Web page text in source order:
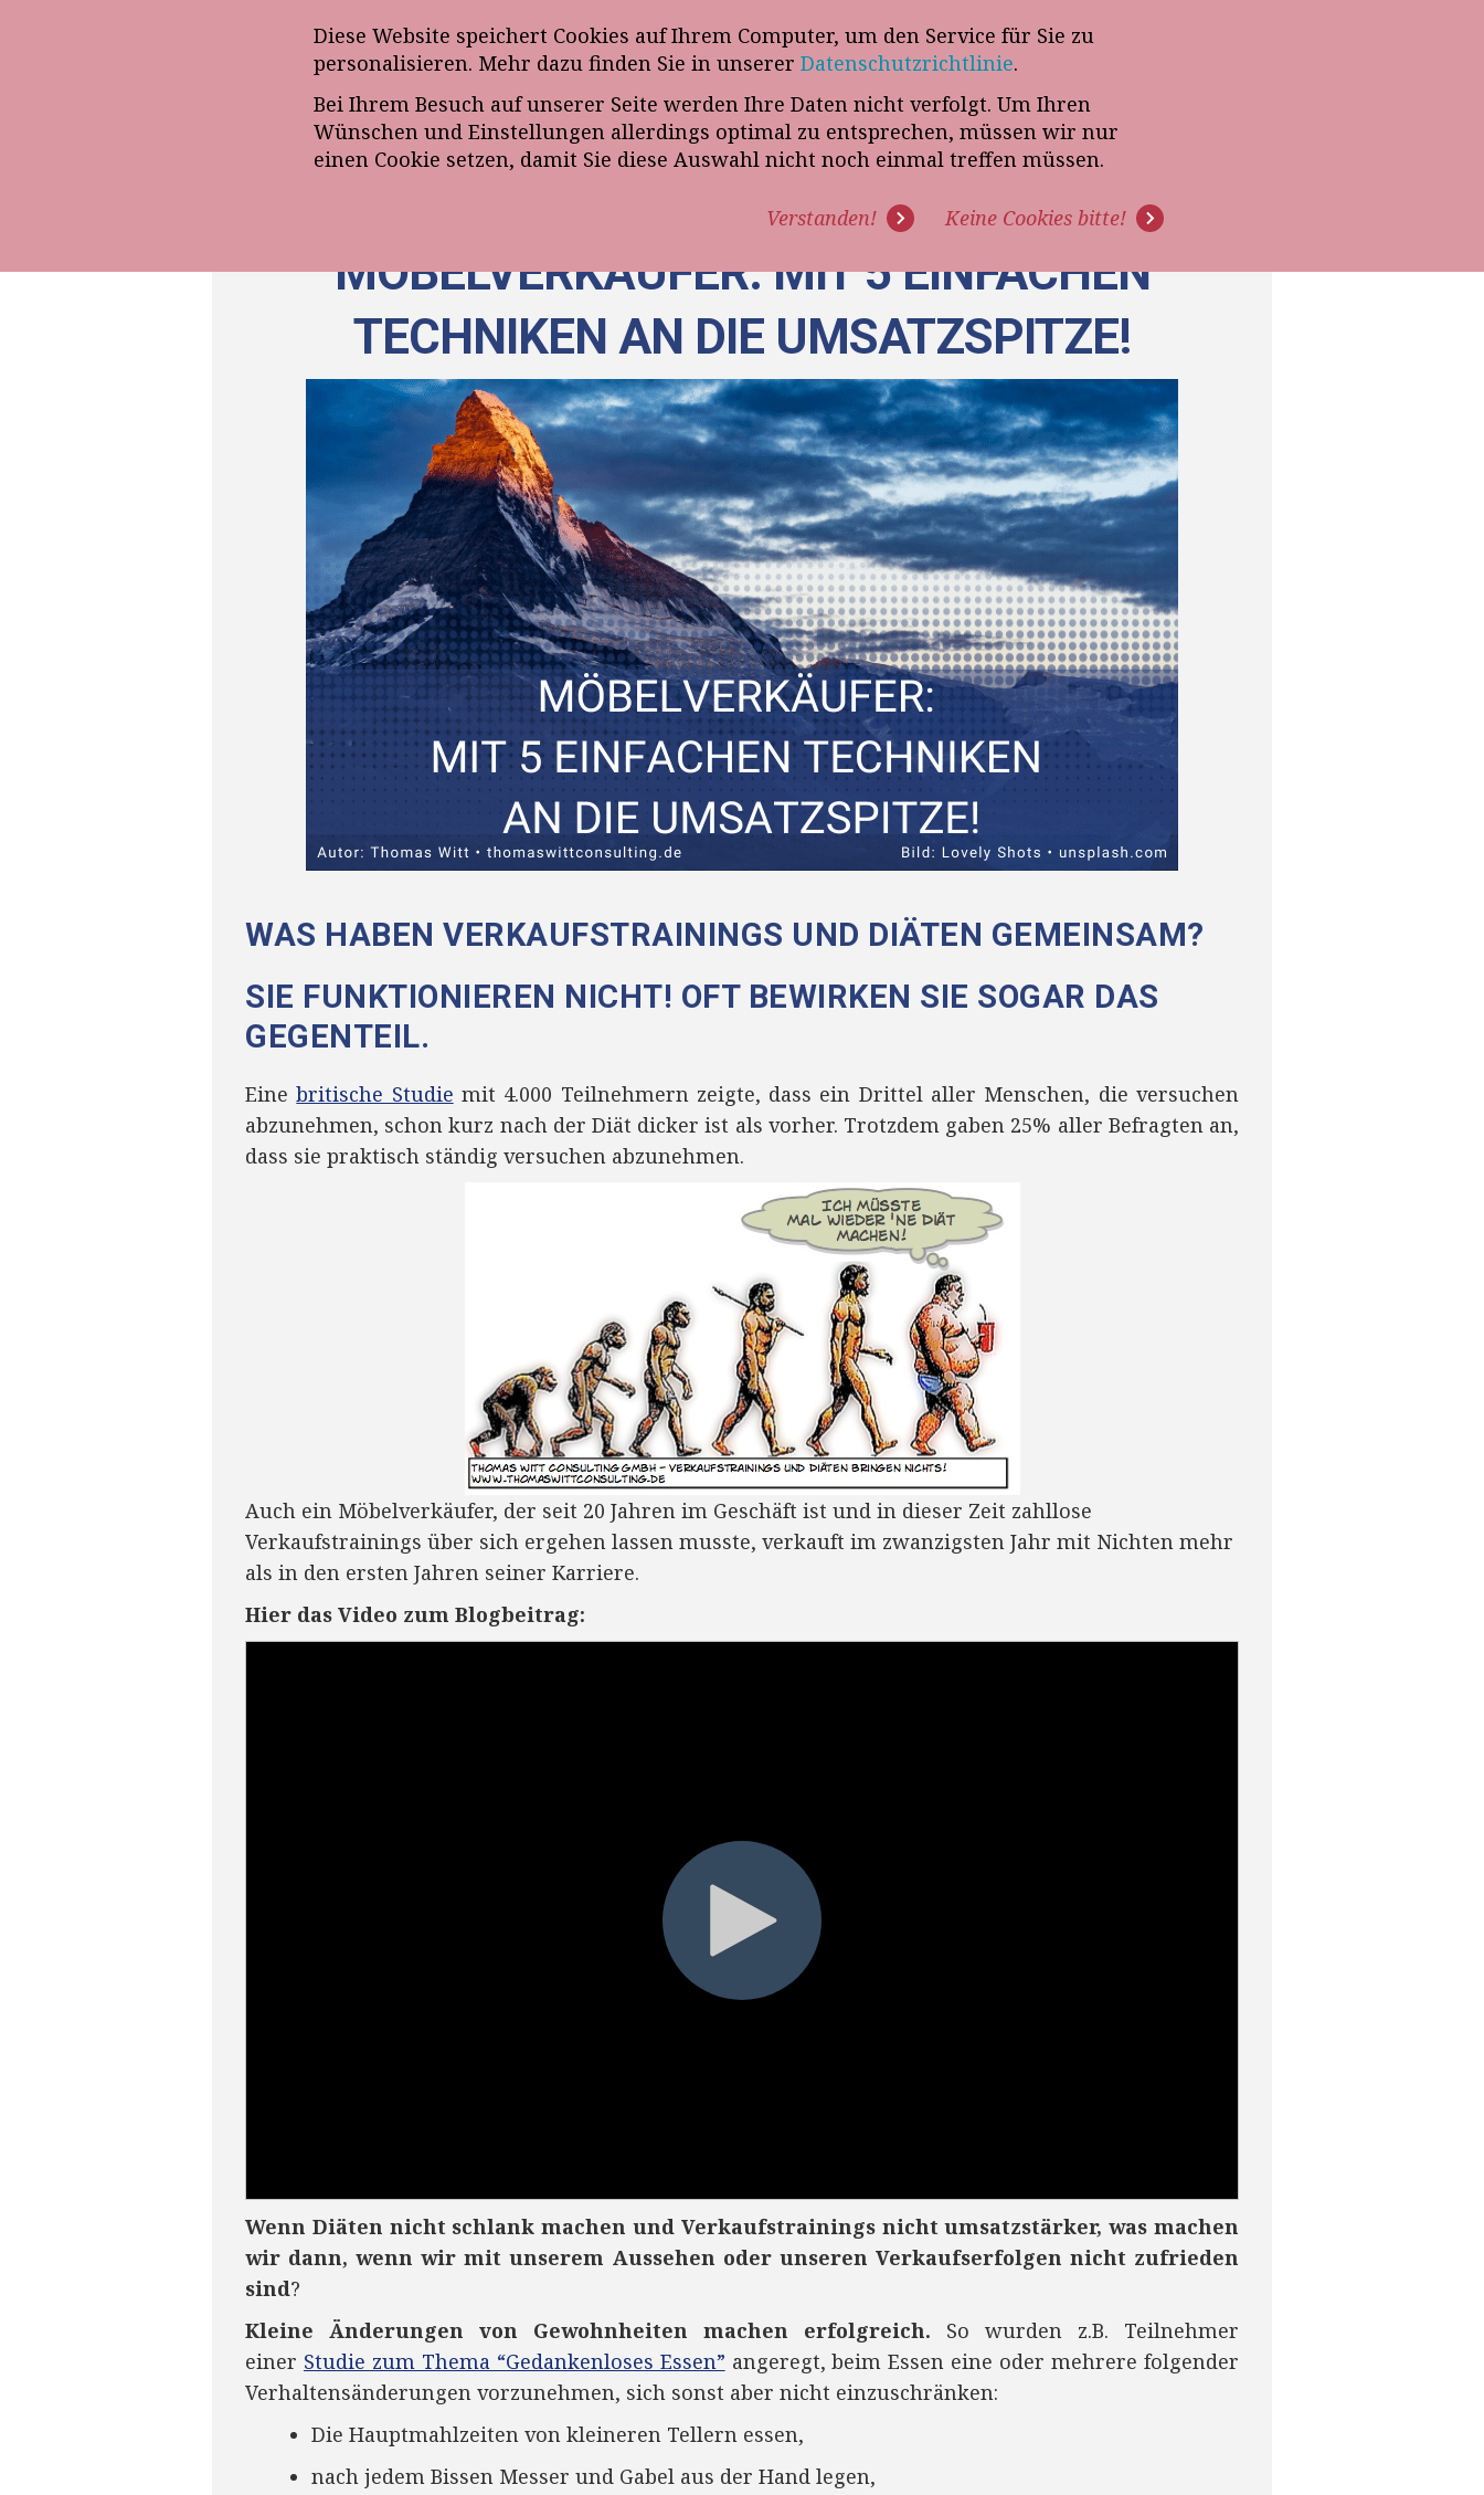
Diese Website speichert Cookies auf Ihrem Computer, um den Service für Sie zu
personalisieren. Mehr dazu finden Sie in unserer Datenschutzrichtlinie.
Bei Ihrem Besuch auf unserer Seite werden Ihre Daten nicht verfolgt. Um Ihren
Wünschen und Einstellungen allerdings optimal zu entsprechen, müssen wir nur
einen Cookie setzen, damit Sie diese Auswahl nicht noch einmal treffen müssen.
Verstanden! Keine Cookies bitte!
Anmeldung zum E-Mail-Newsletter„VERKAUFSSTEUERER“ Telefon-Termin mit Thomas Witt
ÜBER UNS PROGRAMME EXPERTISE REFERENZEN BLOG PODCAST
MÖBELVERKÄUFER: MIT 5 EINFACHEN
TECHNIKEN AN DIE UMSATZSPITZE!
WAS HABEN VERKAUFSTRAININGS UND DIÄTEN GEMEINSAM?
SIE FUNKTIONIEREN NICHT! OFT BEWIRKEN SIE SOGAR DAS
GEGENTEIL.
Einebritische Studie mit 4.000 Teilnehmern zeigte, dass ein Drittel aller Menschen, die versuchen
abzunehmen, schon kurz nach der Diät dicker ist als vorher. Trotzdem gaben 25% aller Befragten an,
dass sie praktisch ständig versuchen abzunehmen.
Auch ein Möbelverkäufer, der seit 20 Jahren im Geschäft ist und in dieser Zeit zahllose
Verkaufstrainings über sich ergehen lassen musste, verkauft im zwanzigsten Jahr mit Nichten mehr
als in den ersten Jahren seiner Karriere.
Hier das Video zum Blogbeitrag:
Wenn Diäten nicht schlank machen und Verkaufstrainings nicht umsatzstärker, was machen
wir dann, wenn wir mit unserem Aussehen oder unseren Verkaufserfolgen nicht zufrieden
sind?
Kleine Änderungen von Gewohnheiten machen erfolgreich. So wurden z.B. Teilnehmer
einer Studie zum Thema “Gedankenloses Essen” angeregt, beim Essen eine oder mehrere folgender
Verhaltensänderungen vorzunehmen, sich sonst aber nicht einzuschränken:
Die Hauptmahlzeiten von kleineren Tellern essen,
nach jedem Bissen Messer und Gabel aus der Hand legen,